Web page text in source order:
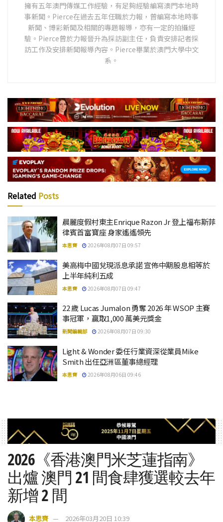
擁有五年澳門傳媒工作經驗，有足夠經驗編寫澳門本地時
事新聞。Pierce在過去五年任職於力報，曾編寫本地時事
新聞、博彩新聞及相關的專題報導，亦有一定的拍攝經
驗。Pierce曾於力報晉升為採訪副主任，負責安排記者採
訪工作及安排新聞報導內容。Pierce畢業於澳門大學中文
系。
Related Posts
晨麗度假村東主Enrique Razon Jr 登上福布斯菲
律賓首富寶座 身家遙遙領先
本思齊 2026年08月07日 09:57
美高梅中國兌現派息承諾 宣佈中期股息相等於
上半年純利五成
本思齊 2026年08月07日 09:47
22 歲 Lucas Jumalon 勇奪 2026 年 WSOP 主賽
事冠軍，贏取1,000 萬美元獎金
新聞編輯部 2026年08月07日 09:30
Light & Wonder 委任行業資深從業員Mike
Smith 出任亞洲區董事總經理
本思齊 2026年08月06日 09:46
2026《香港澳門米芝蓮指南》
出爐 澳門 21 間食肆獲選較去年
新增 2 間
本思齊 2026年03月20日 10:39